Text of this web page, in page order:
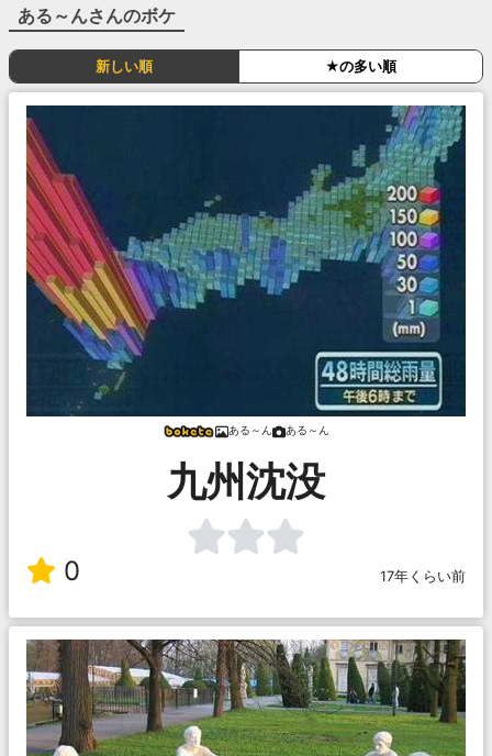
ある～んさんのボケ
新しい順 ★の多い順
ある～ん ある～ん
九州沈没
0 17年くらい前